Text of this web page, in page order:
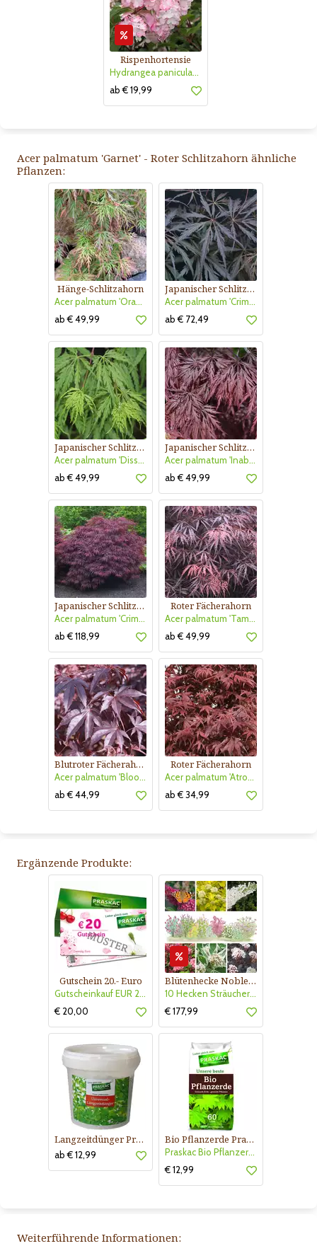
Rispenhortensie
Hydrangea paniculata 'Vanille Fraise'
ab € 19,99
Acer palmatum 'Garnet' - Roter Schlitzahorn ähnliche
Pflanzen:
Hänge-Schlitzahorn
Acer palmatum 'Orangeola'
ab € 49,99
Japanischer Schlitzahorn
Acer palmatum 'Crimson Princess'
ab € 72,49
Japanischer Schlitzahorn
Acer palmatum 'Dissectum'
ab € 49,99
Japanischer Schlitzahorn
Acer palmatum 'Inaba-shidare'
ab € 49,99
Japanischer Schlitzahorn
Acer palmatum 'Crimson Queen'
ab € 118,99
Roter Fächerahorn
Acer palmatum 'Tamukeyama'
ab € 49,99
Blutroter Fächerahorn
Acer palmatum 'Bloodgood'
ab € 44,99
Roter Fächerahorn
Acer palmatum 'Atropurpureum'
ab € 34,99
Ergänzende Produkte:
Gutschein 20.- Euro
Gutscheinkauf EUR 20.-
€ 20,00
Blütenhecke Nobless-Kollektion Nr. 402
10 Hecken Sträucher - für 10 lfm Blütenhecke - Blühend März - Oktober
€ 177,99
Langzeitdünger Praskac
ab € 12,99
Bio Pflanzerde Praskac
Praskac Bio Pflanzerde
€ 12,99
Weiterführende Informationen: